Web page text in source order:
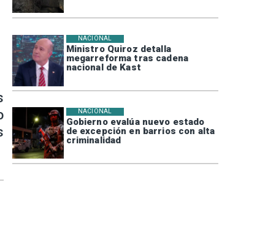
Ministro Quiroz detalla
megarreforma tras cadena
nacional de Kast
NACIONAL
Gobierno evalúa nuevo estado
de excepción en barrios con alta
criminalidad
NACIONAL